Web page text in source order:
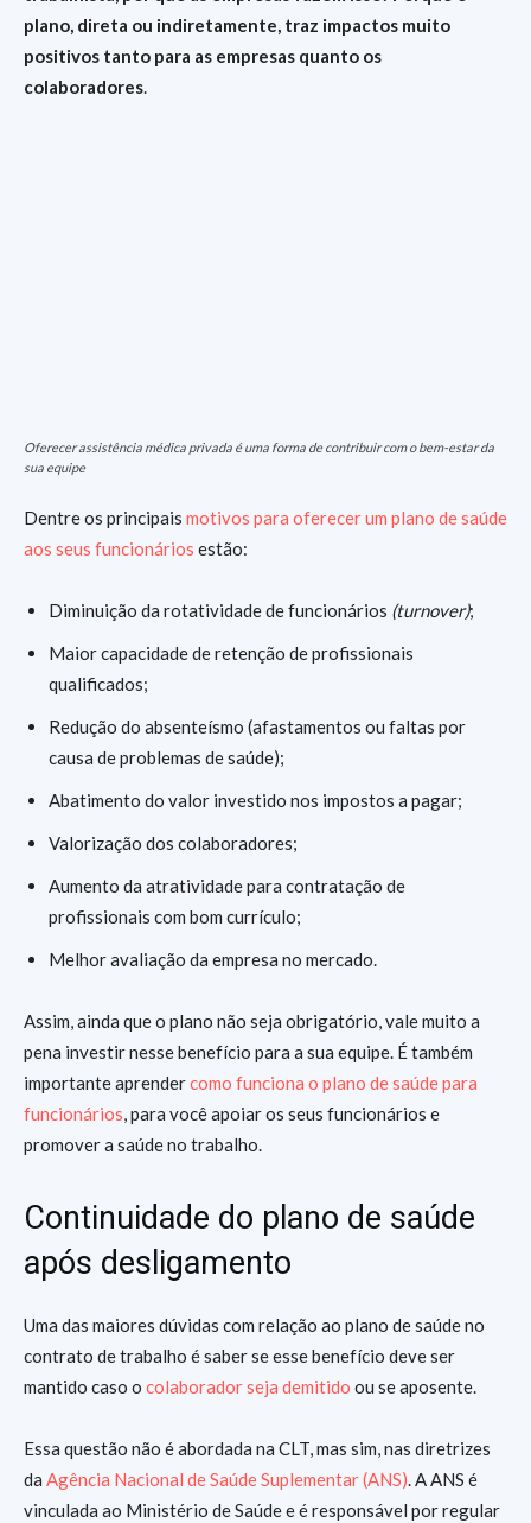
plano, direta ou indiretamente, traz impactos muito
positivos tanto para as empresas quanto os
colaboradores.
Oferecer assistência médica privada é uma forma de contribuir com o bem-estar da
sua equipe
Dentre os principais motivos para oferecer um plano de saúde
aos seus funcionários estão:
Diminuição da rotatividade de funcionários (turnover);
Maior capacidade de retenção de profissionais
qualificados;
Redução do absenteísmo (afastamentos ou faltas por
causa de problemas de saúde);
Abatimento do valor investido nos impostos a pagar;
Valorização dos colaboradores;
Aumento da atratividade para contratação de
profissionais com bom currículo;
Melhor avaliação da empresa no mercado.
Assim, ainda que o plano não seja obrigatório, vale muito a
pena investir nesse benefício para a sua equipe. É também
importante aprendercomo funciona o plano de saúde para
funcionários, para você apoiar os seus funcionários e
promover a saúde no trabalho.
Continuidade do plano de saúde
após desligamento
Uma das maiores dúvidas com relação ao plano de saúde no
contrato de trabalho é saber se esse benefício deve ser
mantido caso o colaborador seja demitido ou se aposente.
Essa questão não é abordada na CLT, mas sim, nas diretrizes
da Agência Nacional de Saúde Suplementar (ANS). A ANS é
vinculada ao Ministério de Saúde e é responsável por regular